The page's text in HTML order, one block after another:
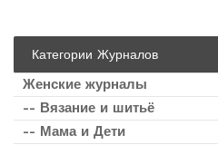
Категории Журналов
Женские журналы
-- Вязание и шитьё
-- Мама и Дети